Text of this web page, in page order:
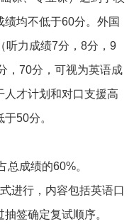
均不低于60分。外国
听力成绩7分，8分，9
，70分，可视为英语成
才计划和对口支援高
50分。
总成绩的60%。
进行，内容包括英语口
签确定复试顺序。